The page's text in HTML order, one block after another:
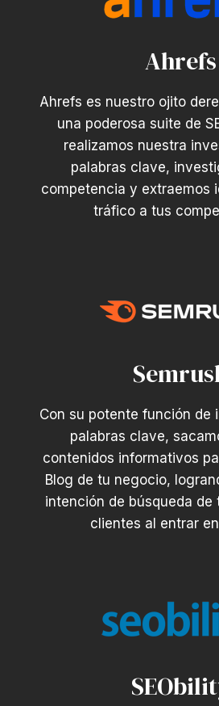
Ahrefs
Ahrefs es nuestro ojito
una poderosa suite de
realizamos nuestra
palabras clave,
competencia y extraemos
tráfico a tus
Con su potente función de
palabras clave,
contenidos informativos
Blog de tu negocio,
intención de búsqueda de
clientes al entrar